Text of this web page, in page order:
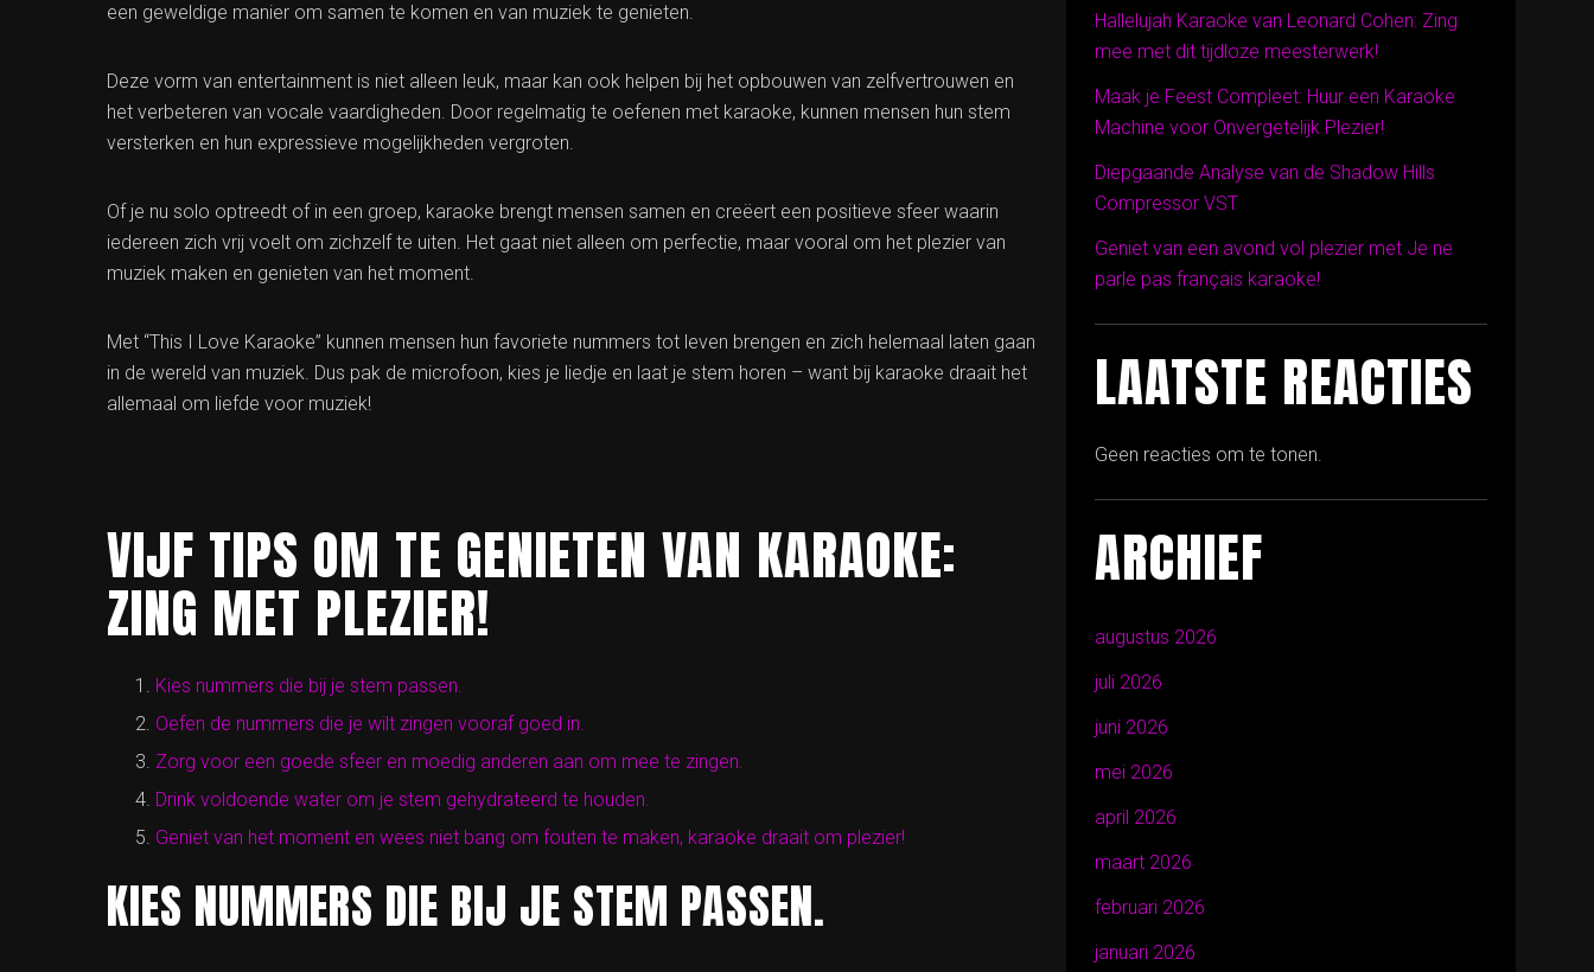
een geweldige manier om samen te komen en van muziek te genieten.
Deze vorm van entertainment is niet alleen leuk, maar kan ook helpen bij het opbouwen van zelfvertrouwen en
het verbeteren van vocale vaardigheden. Door regelmatig te oefenen met karaoke, kunnen mensen hun stem
versterken en hun expressieve mogelijkheden vergroten.
Of je nu solo optreedt of in een groep, karaoke brengt mensen samen en creëert een positieve sfeer waarin
iedereen zich vrij voelt om zichzelf te uiten. Het gaat niet alleen om perfectie, maar vooral om het plezier van
muziek maken en genieten van het moment.
Met “This I Love Karaoke” kunnen mensen hun favoriete nummers tot leven brengen en zich helemaal laten gaan
in de wereld van muziek. Dus pak de microfoon, kies je liedje en laat je stem horen – want bij karaoke draait het
allemaal om liefde voor muziek!
VIJF TIPS OM TE GENIETEN VAN KARAOKE:
ZING MET PLEZIER!
Kies nummers die bij je stem passen.
Oefen de nummers die je wilt zingen vooraf goed in.
Zorg voor een goede sfeer en moedig anderen aan om mee te zingen.
Drink voldoende water om je stem gehydrateerd te houden.
Geniet van het moment en wees niet bang om fouten te maken, karaoke draait om plezier!
KIES NUMMERS DIE BIJ JE STEM PASSEN.
Hallelujah Karaoke van Leonard Cohen: Zing
mee met dit tijdloze meesterwerk!
Maak je Feest Compleet: Huur een Karaoke
Machine voor Onvergetelijk Plezier!
Diepgaande Analyse van de Shadow Hills
Compressor VST
Geniet van een avond vol plezier met Je ne
parle pas français karaoke!
LAATSTE REACTIES
Geen reacties om te tonen.
ARCHIEF
augustus 2026
juli 2026
juni 2026
mei 2026
april 2026
maart 2026
februari 2026
januari 2026